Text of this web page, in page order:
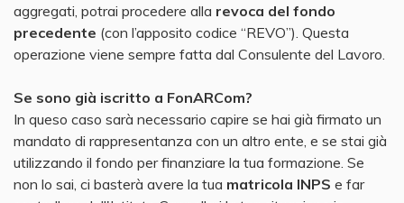
aggregati, potrai procedere alla revoca del fondo
precedente (con l’apposito codice “REVO”). Questa
operazione viene sempre fatta dal Consulente del Lavoro.
Se sono già iscritto a FonARCom?
In queso caso sarà necessario capire se hai già firmato un
mandato di rappresentanza con un altro ente, e se stai già
utilizzando il fondo per finanziare la tua formazione. Se
non lo sai, ci basterà avere la tua matricola INPS e far